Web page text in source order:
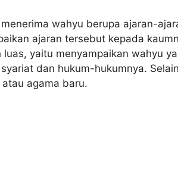
wahyu berupa ajaran-
ajaran tersebut kepada
yaitu menyampaikan wahyu
dan hukum-hukumnya.
agama baru.